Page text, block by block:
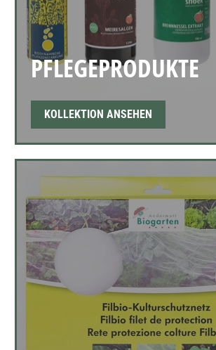
PFLEGEPRODUKTE
KOLLEKTION ANSEHEN